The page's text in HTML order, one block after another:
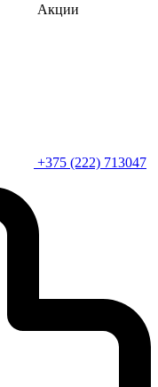
Акции
+375 (222) 713047